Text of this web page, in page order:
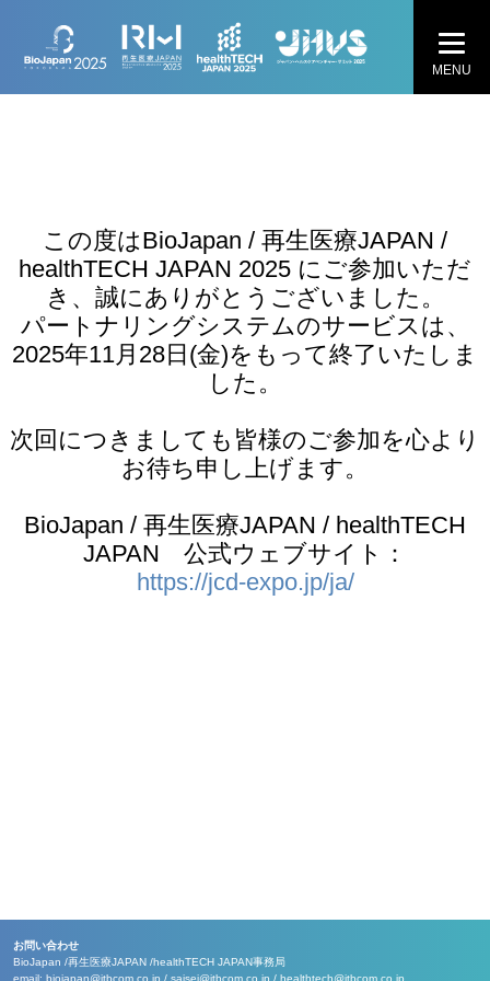
MENU
この度はBioJapan / 再生医療JAPAN /
healthTECH JAPAN 2025 にご参加いただ
き、誠にありがとうございました。
パートナリングシステムのサービスは、
2025年11月28日(金)をもって終了いたしま
した。
次回につきましても皆様のご参加を心より
お待ち申し上げます。
BioJapan / 再生医療JAPAN / healthTECH
JAPAN 公式ウェブサイト：
https://jcd-expo.jp/ja/
お問い合わせ
BioJapan /再生医療JAPAN /healthTECH JAPAN事務局
email: biojapan@jtbcom.co.jp / saisei@jtbcom.co.jp / healthtech@jtbcom.co.jp